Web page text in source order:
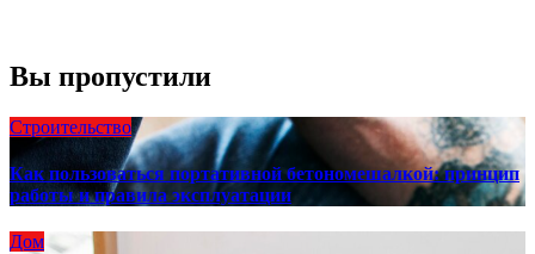
Вы пропустили
Строительство
Как пользоваться портативной бетономешалкой: принцип
работы и правила эксплуатации
Дом